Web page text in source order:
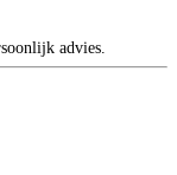
advies.